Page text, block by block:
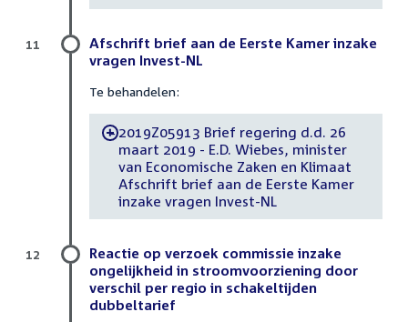
Afschrift brief aan de Eerste Kamer inzake
vragen Invest-NL
Te behandelen:
-2019Z05913 Brief regering d.d. 26
maart 2019 - E.D. Wiebes, minister
van Economische Zaken en Klimaat
Afschrift brief aan de Eerste Kamer
inzake vragen Invest-NL
11
Reactie op verzoek commissie inzake
ongelijkheid in stroomvoorziening door
verschil per regio in schakeltijden
dubbeltarief
12